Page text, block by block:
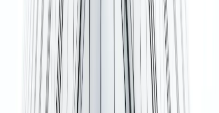
Gelieve ons te contacteren
+44 203 8177 372
Klachtenprocedure
Onderdeel van de
Instant Group
Easy Offices
Coworker
The Instant Group